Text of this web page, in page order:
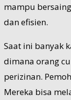
mampu
dan efisien.
Saat ini banyak
dimana orang
perizinan.
Mereka bisa